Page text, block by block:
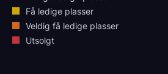
Få ledige plasser
Veldig få ledige plasser
Utsolgt